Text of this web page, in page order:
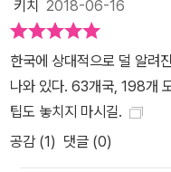
는 법과 아이슬란드 전체를
는 이 책만이 가지고 있는
키치 2018-06-16
한국에 상대적으로 덜 알려
나와 있다. 63개국, 198개
팁도 놓치지 마시길.
공감 (1) 댓글 (0)